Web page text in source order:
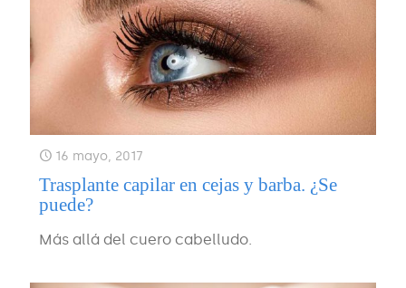
16 mayo, 2017
Trasplante capilar en cejas y barba. ¿Se
puede?
Más allá del cuero cabelludo.